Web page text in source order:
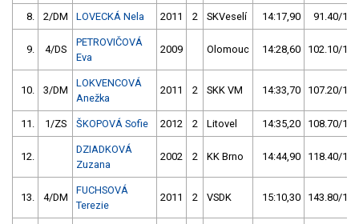
8. 2/DM LOVECKÁ Nela 2011 2 SKVeselí 14:17,90 91.40/
9. 4/DS
PETROVIČOVÁ
Eva
2009 Olomouc 14:28,60 102.10/
10. 3/DM
LOKVENCOVÁ
Anežka
2011 2 SKK VM 14:33,70 107.20/
11. 1/ZS ŠKOPOVÁ Sofie 2012 2 Litovel 14:35,20 108.70/
12.
DZIADKOVÁ
Zuzana
2002 2 KK Brno 14:44,90 118.40/
13. 4/DM
FUCHSOVÁ
Terezie
2011 2 VSDK 15:10,30 143.80/